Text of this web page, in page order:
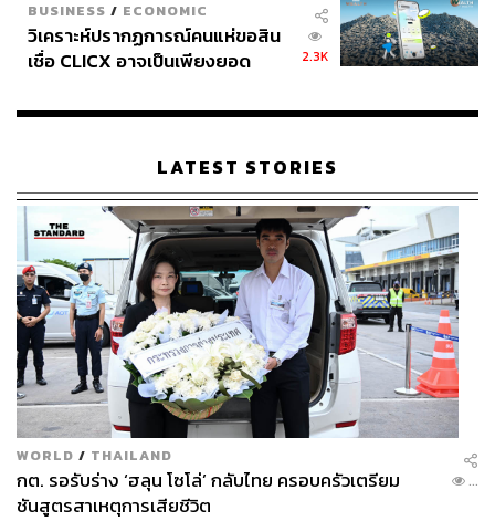
BUSINESS / ECONOMIC
วิเคราะห์ปรากฏการณ์คนแห่ขอสิน
เชื่อ CLICX อาจเป็นเพียงยอด
เรือนไทยที่ถูกซุกไว้
2.3K
LATEST STORIES
WORLD / THAILAND
กต. รอรับร่าง ‘ฮลุน โซโล่’ กลับไทย ครอบครัวเตรียม
ชันสูตรสาเหตุการเสียชีวิต
...